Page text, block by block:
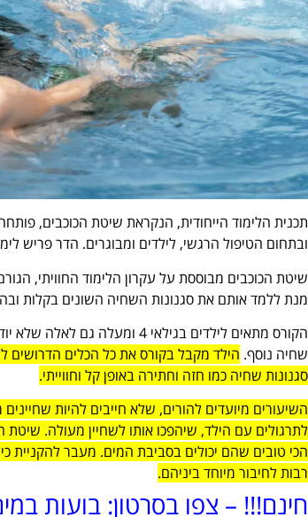
תכנית הלימוד הייחודית, הנקראת שיטת הכוכבים,
ובתחום הטיפול הרגשי, לילדים ומבוגרים. הדר פריש
שיטת הכוכבים מבוססת על עקרון הלימוד החוויתי,
מנת ללמד אותם את סגנונות השחיה השונים בקלות
הקורס מתאים לילדים בגילאי
שחיה נוסף. הילד מקבל בקורס את כל הכלים הדרושים
סגנונות שחיה כמו חזה וחתירה באופן קל וחווייתי.
השיעורים מיועדים להורים, שלא חייבים להיות
לתרגולים עם הילד, שיהפכו אותו לשחיין מעולה.
הכי טובים שהם יכולים בסביבת המים. מעבר להקניית
רבות לחיבור מיוחד ביניהם.
חינם!!! – צפו בסרטון: בועות